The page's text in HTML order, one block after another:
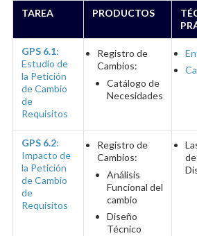
TAREA PRODUCTOS
GPS 6.1:
Estudio de
la Petición
de Cambio
de
Requisitos
Registro de
Cambios:
Catálogo de
Necesidades
GPS 6.2:
Impacto de
la Petición
de Cambio
de
Requisitos
Registro de
Cambios:
Análisis
Funcional del
cambio
Diseño
Técnico